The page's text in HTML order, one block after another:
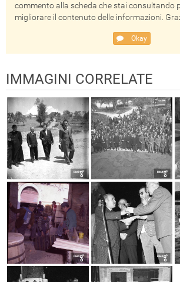
commento alla scheda che stai consultando
migliorare il contenuto delle informazioni.
Okay
IMMAGINI CORRELATE